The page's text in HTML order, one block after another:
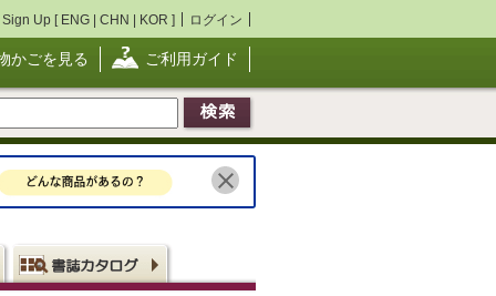
Sign Up [ ENG | CHN | KOR ] ログイン
かごを見る ご利用ガイド